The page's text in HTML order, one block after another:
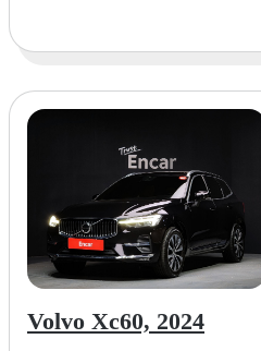
Volvo Xc60, 2024